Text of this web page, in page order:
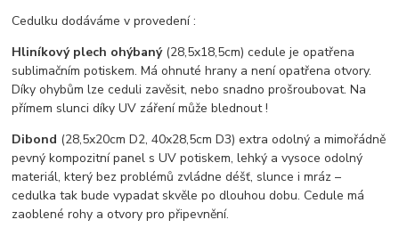
Cedulku dodáváme v provedení :
Hliníkový plech ohýbaný (28,5x18,5cm) cedule je opatřena
sublimačním potiskem. Má ohnuté hrany a není opatřena otvory.
Díky ohybům lze ceduli zavěsit, nebo snadno prošroubovat. Na
přímem slunci díky UV záření může blednout !
Dibond (28,5x20cm D2, 40x28,5cm D3) extra odolný a mimořádně
pevný kompozitní panel s UV potiskem, lehký a vysoce odolný
materiál, který bez problémů zvládne déšť, slunce i mráz –
cedulka tak bude vypadat skvěle po dlouhou dobu. Cedule má
zaoblené rohy a otvory pro připevnění.